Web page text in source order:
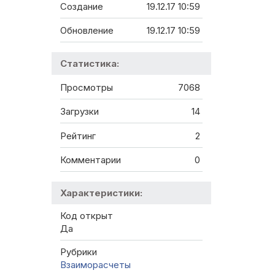
Создание 19.12.17 10:59
Обновление 19.12.17 10:59
Статистика:
Просмотры 7068
Загрузки 14
Рейтинг 2
Комментарии 0
Характеристики:
Код открыт
Да
Рубрики
Взаиморасчеты